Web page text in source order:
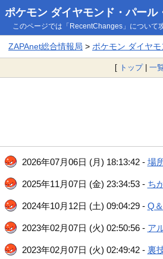
ポケモン ダイヤモンド・パール
このページでは「RecentChanges」について
ZAPAnet総合情報局 > ポケモン ダイヤ
[ トップ| 一
2026年07月06日 (月) 18:13:42 - 場
2025年11月07日 (金) 23:34:53 - ち
2024年10月12日 (土) 09:04:29 - Q
2023年02月07日 (火) 02:50:56 - ア
2023年02月07日 (火) 02:49:42 - 裏